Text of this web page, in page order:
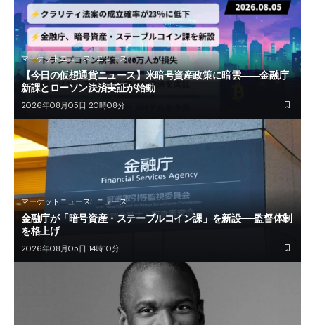
マーケットニュース ニュース
【今日の仮想通貨ニュース】米暗号資産政策に暗雲――金融庁
新課とローソン決済実証が始動
2026年08月05日 20時08分
マーケットニュース ニュース
金融庁が「暗号資産・ステーブルコイン課」を新設──監督体制
を格上げ
2026年08月05日 14時10分